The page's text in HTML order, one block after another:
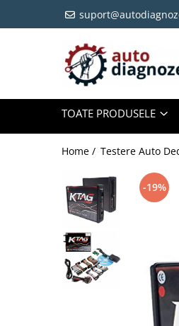
Toate Produsele
Testere Auto Dedicate
Testere Ajustare Km
Emulatoare Adblue Camioane
Programatoare
Cabluri Adaptoare Auto
Utilaje Agricole si Constructii
TOATE PRODUSELE
Home / Testere Auto
-19%